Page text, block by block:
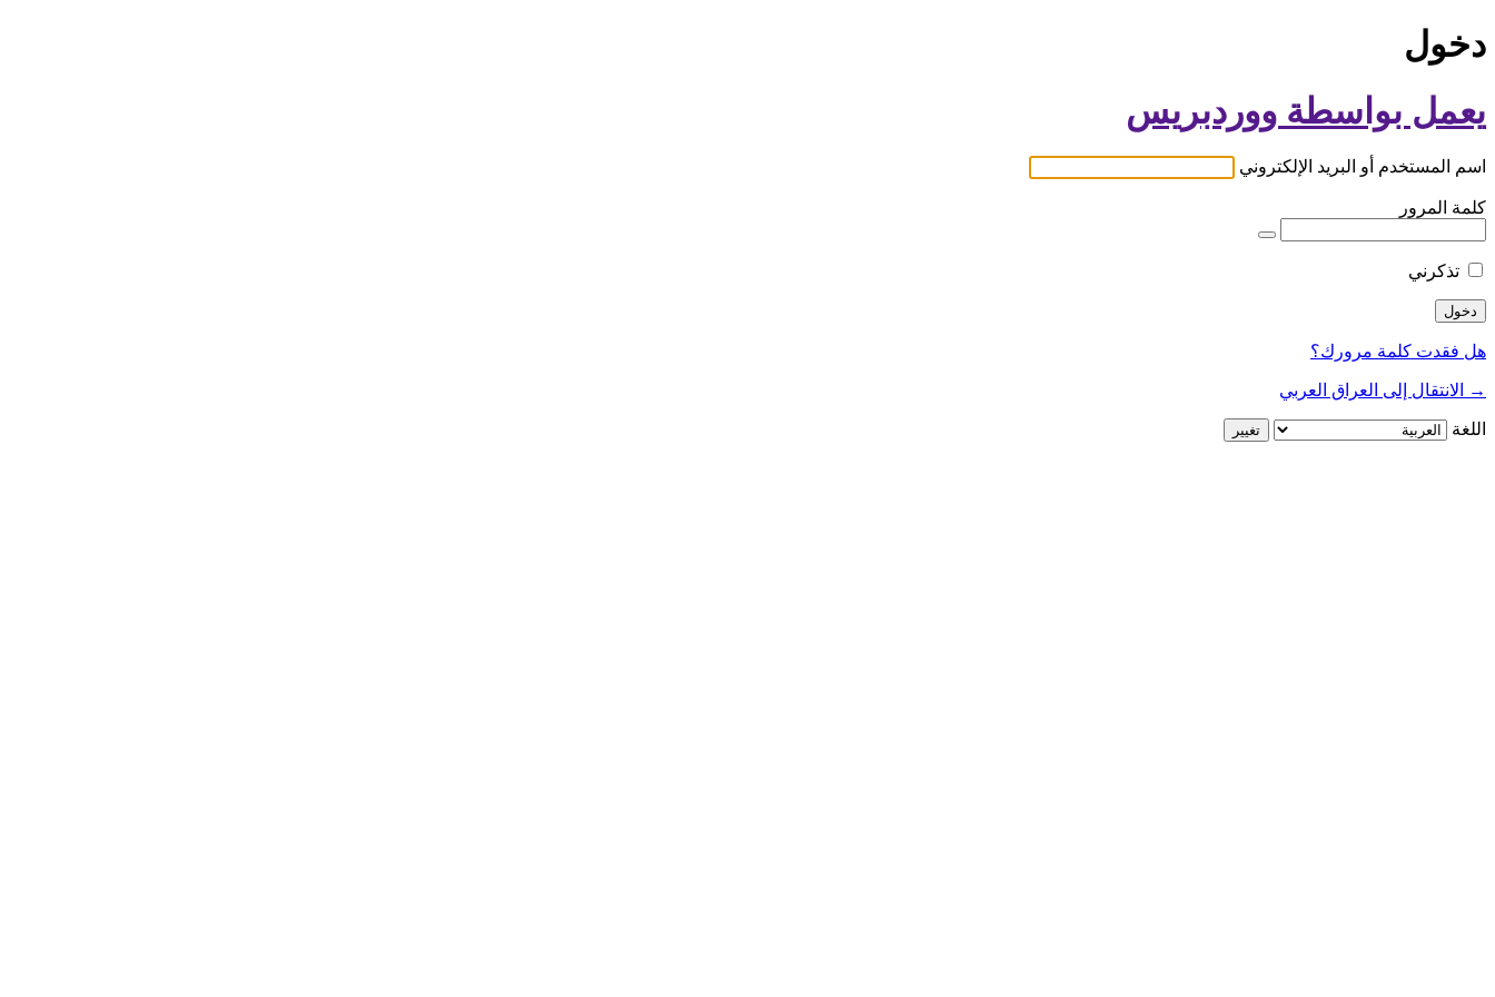
دخول
يعمل بواسطة ووردبريس
اسم المستخدم أو البريد الإلكتروني
كلمة المرور
تذكرني
هل فقدت كلمة مرورك؟
→ الانتقال إلى العراق العربي
اللغة